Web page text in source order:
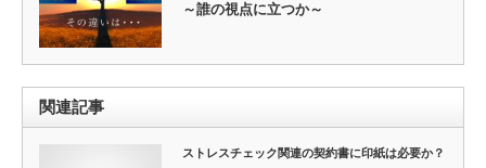
～誰の視点に立つか～
関連記事
ストレスチェック関連の契約書に印紙は必要か？